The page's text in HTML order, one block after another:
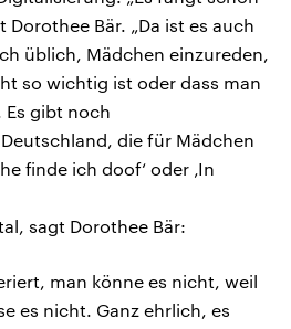
Dorothee Bär. „Da ist es auch
üblich, Mädchen einzureden,
so wichtig ist oder dass man
gibt noch
die für Mädchen
finde ich doof‘ oder ‚In
sagt Dorothee Bär:
man könne es nicht, weil
es nicht. Ganz ehrlich, es